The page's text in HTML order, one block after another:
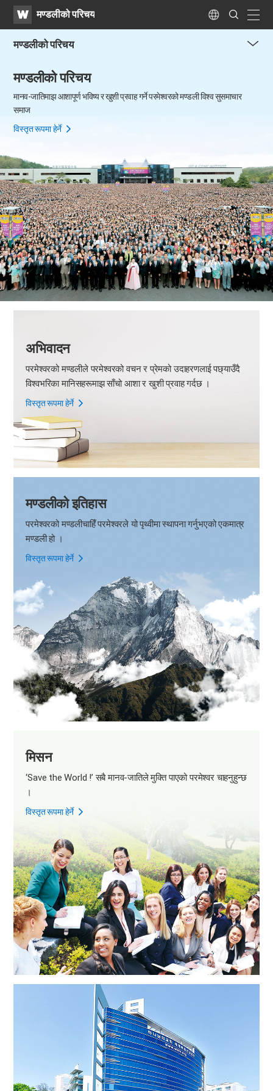
WATVमण्डलीको परिचय Language
Search
Submit
मण्डलीको परिचय
मण्डलीको परिचय
मानव-जातिमाझ आशापूर्ण भविष्य र खुशी प्रवाह गर्ने परमेश्वरको मण्डली विश्व सुसमाचार
समाज
विस्तृत रूपमा हेर्ने
अभिवादन
परमेश्वरको मण्डलीले परमेश्वरको वचन र प्रेमको उदाहरणलाई पछ्याउँदै
विश्वभरिका मानिसहरूमाझ साँचो आशा र खुशी प्रवाह गर्दछ ।
विस्तृत रूपमा हेर्ने
मण्डलीको इतिहास
परमेश्वरको मण्डलीचाहिँ परमेश्वरले यो पृथ्वीमा स्थापना गर्नुभएको एकमात्र
मण्डली हो ।
विस्तृत रूपमा हेर्ने
मिसन
‘Save the World !’ सबै मानव-जातिले मुक्ति पाएको परमेश्वर चाहनुहुन्छ
।
विस्तृत रूपमा हेर्ने